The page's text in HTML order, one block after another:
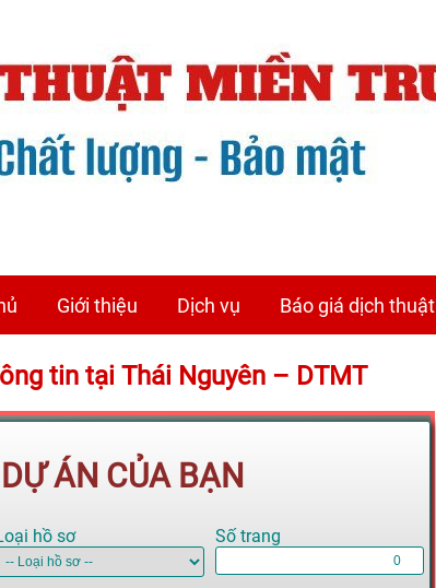
Giới thiệu Dịch vụ Báo giá dịch thuật
tin tại Thái Nguyên – DTMT
ÁN CỦA BẠN
hồ sơ Số trang